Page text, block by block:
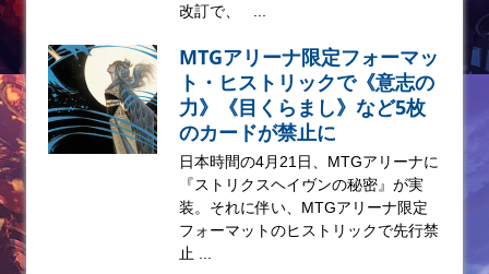
改訂で、 ...
MTGアリーナ限定フォーマッ
ト・ヒストリックで《意志の
力》《目くらまし》など5枚
のカードが禁止に
日本時間の4月21日、MTGアリーナに
『ストリクスヘイヴンの秘密』が実
装。それに伴い、MTGアリーナ限定
フォーマットのヒストリックで先行禁
止 ...